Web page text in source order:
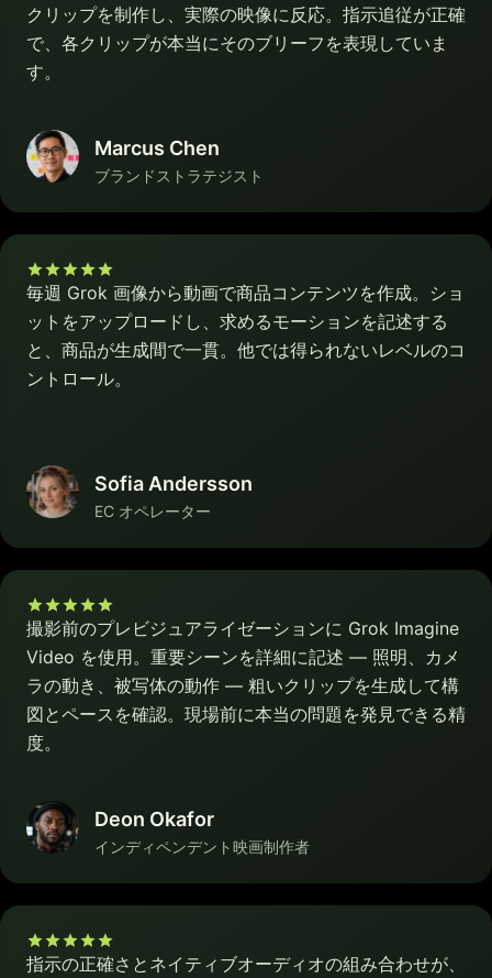
クリップを制作し、実際の映像に反応。指示追従が正確
で、各クリップが本当にそのブリーフを表現していま
す。
Marcus Chen
ブランドストラテジスト
毎週 Grok 画像から動画で商品コンテンツを作成。ショ
ットをアップロードし、求めるモーションを記述する
と、商品が生成間で一貫。他では得られないレベルのコ
ントロール。
Sofia Andersson
EC オペレーター
撮影前のプレビジュアライゼーションに Grok Imagine
Video を使用。重要シーンを詳細に記述 — 照明、カメ
ラの動き、被写体の動作 — 粗いクリップを生成して構
図とペースを確認。現場前に本当の問題を発見できる精
度。
Deon Okafor
インディペンデント映画制作者
指示の正確さとネイティブオーディオの組み合わせが、